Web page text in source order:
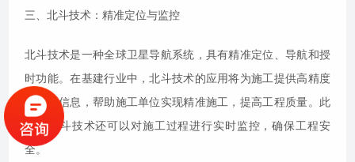
三、北斗技术：精准定位与监控
北斗技术是一种全球卫星导航系统，具有精准定位、导航和授
时功能。在基建行业中，北斗技术的应用将为施工提供高精度
的位置信息，帮助施工单位实现精准施工，提高工程质量。此
外，北斗技术还可以对施工过程进行实时监控，确保工程安
全。